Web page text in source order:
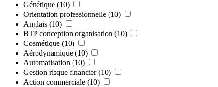
Génétique (10)
Orientation professionnelle (10)
Anglais (10)
BTP conception organisation (10)
Cosmétique (10)
Aérodynamique (10)
Automatisation (10)
Gestion risque financier (10)
Action commerciale (10)